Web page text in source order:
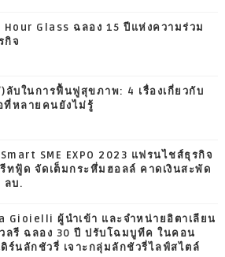
Hour Glass ฉลอง 15 ปีแห่งความร่วม
กิจ
ลับในการฟื้นฟูสุขภาพ: 4 เรื่องเกี่ยวกับ
ที่หลายคนยังไม่รู้
SME EXPO 2023 แฟรนไชส์ธุรกิจ
ทฟู้ด จัดเต็มกระหึ่มฮอลล์ คาดเงินสะพัด
ลบ.
Gioielli ผู้นำเข้า และจำหน่ายอิตาเลียน
ลรี ฉลอง 30 ปี ปรับโฉมบูทีค ในคอน
ดิร์นลักชัวรี่ เจาะกลุ่มลักชัวรี่ไลฟ์สไตล์